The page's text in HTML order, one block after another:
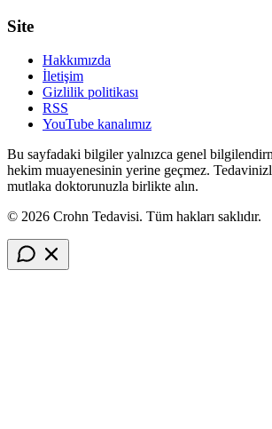
Site
Hakkımızda
İletişim
Gizlilik politikası
RSS
YouTube kanalımız
Bu sayfadaki bilgiler yalnızca genel
hekim muayenesinin yerine geçmez.
mutlaka doktorunuzla birlikte alın.
© 2026 Crohn Tedavisi. Tüm hakları saklıdır.